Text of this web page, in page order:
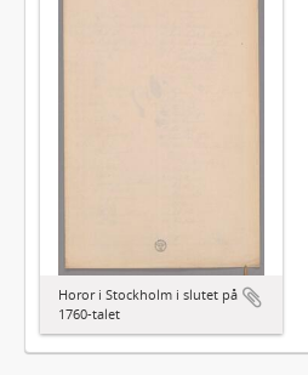
Horor i Stockholm i slutet på
1760-talet